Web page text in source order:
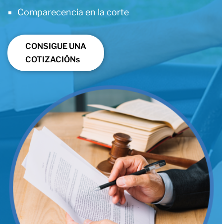
Comparecencia en la corte
CONSIGUE UNA
COTIZACIÓNs